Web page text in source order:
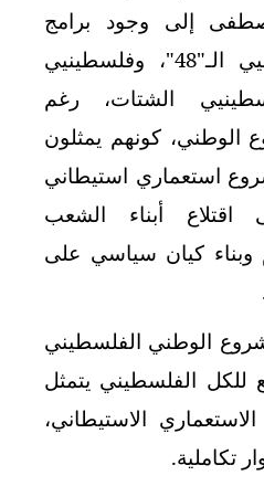
إلى وجود برامج
سياسية بين فلسطينيي الـ"48"، وفلسطينيي
الشتات، رغم
الوطني، كونهم يمثلون
استعماري استيطاني
أبناء الشعب
وبناء كيان سياسي على
الوطني الفلسطيني
الفلسطيني يتمثل
الاستيطاني،
تكاملية.